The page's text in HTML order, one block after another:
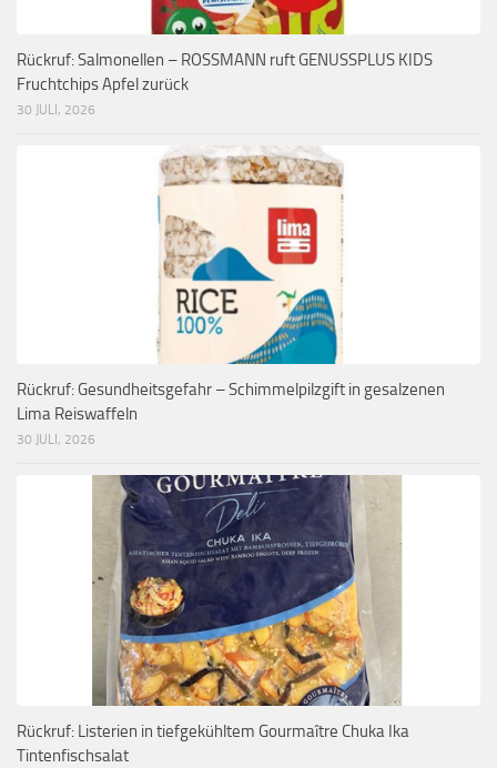
Rückruf: Salmonellen – ROSSMANN ruft GENUSSPLUS KIDS
Fruchtchips Apfel zurück
30 JULI, 2026
Rückruf: Gesundheitsgefahr – Schimmelpilzgift in gesalzenen
Lima Reiswaffeln
30 JULI, 2026
Rückruf: Listerien in tiefgekühltem Gourmaître Chuka Ika
Tintenfischsalat